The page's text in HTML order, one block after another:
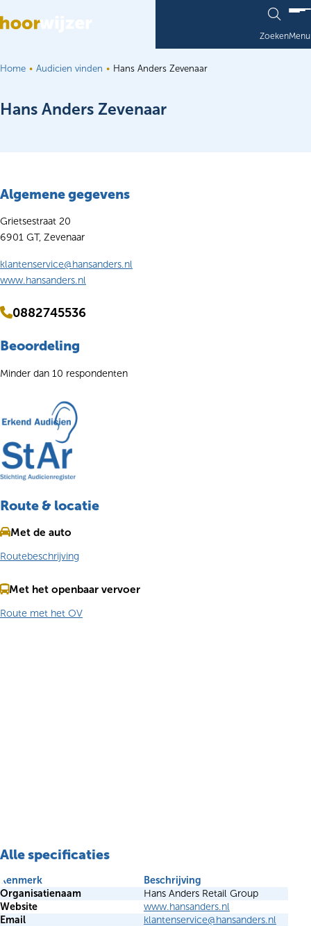
ZoekenMenu
Home Audicien vinden Hans Anders Zevenaar
Hans Anders Zevenaar
Algemene gegevens
Grietsestraat 20
6901 GT, Zevenaar
klantenservice@hansanders.nl
www.hansanders.nl
0882745536
Beoordeling
Minder dan 10 respondenten
Route & locatie
Met de auto
Routebeschrijving
Met het openbaar vervoer
Route met het OV
Alle specificaties
Kenmerk
Beschrijving
Organisatienaam
Hans Anders Retail Group
Website
www.hansanders.nl
Email
klantenservice@hansanders.nl